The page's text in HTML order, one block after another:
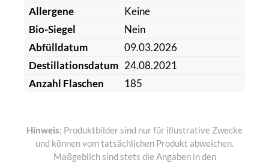
Allergene
Keine
Bio-Siegel
Nein
Abfülldatum
09.03.2026
Destillationsdatum 24.08.2021
Anzahl Flaschen
185
Hinweis: Produktbilder sind nur für illustrative Zwecke
und können vom tatsächlichen Produkt abweichen.
Maßgeblich sind stets die Angaben in den